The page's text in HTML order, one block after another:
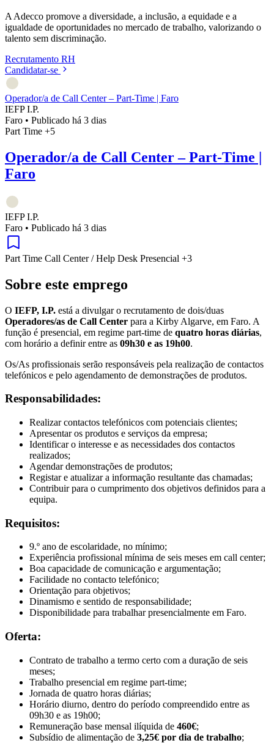
A Adecco promove a diversidade, a inclusão, a equidade e a
igualdade de oportunidades no mercado de trabalho, valorizando o
talento sem discriminação.
Recrutamento RH
Candidatar-se
Operador/a de Call Center – Part-Time | Faro
IEFP I.P.
Faro • Publicado há 3 dias
Part Time +5
Operador/a de Call Center – Part-Time |
Faro
IEFP I.P.
Faro • Publicado há 3 dias
Part Time Call Center / Help Desk Presencial +3
Sobre este emprego
O IEFP, I.P. está a divulgar o recrutamento de dois/duas
Operadores/as de Call Center para a Kirby Algarve, em Faro. A
função é presencial, em regime part-time de quatro horas diárias,
com horário a definir entre as 09h30 e as 19h00.
Os/As profissionais serão responsáveis pela realização de contactos
telefónicos e pelo agendamento de demonstrações de produtos.
Responsabilidades:
Realizar contactos telefónicos com potenciais clientes;
Apresentar os produtos e serviços da empresa;
Identificar o interesse e as necessidades dos contactos
realizados;
Agendar demonstrações de produtos;
Registar e atualizar a informação resultante das chamadas;
Contribuir para o cumprimento dos objetivos definidos para a
equipa.
Requisitos:
9.º ano de escolaridade, no mínimo;
Experiência profissional mínima de seis meses em call center;
Boa capacidade de comunicação e argumentação;
Facilidade no contacto telefónico;
Orientação para objetivos;
Dinamismo e sentido de responsabilidade;
Disponibilidade para trabalhar presencialmente em Faro.
Oferta:
Contrato de trabalho a termo certo com a duração de seis
meses;
Trabalho presencial em regime part-time;
Jornada de quatro horas diárias;
Horário diurno, dentro do período compreendido entre as
09h30 e as 19h00;
Remuneração base mensal ilíquida de 460€;
Subsídio de alimentação de 3,25€ por dia de trabalho;